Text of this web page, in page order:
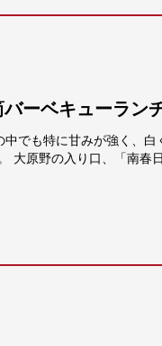
ーベキューラン
でも特に甘みが強く、白
大原野の入り口、「南春